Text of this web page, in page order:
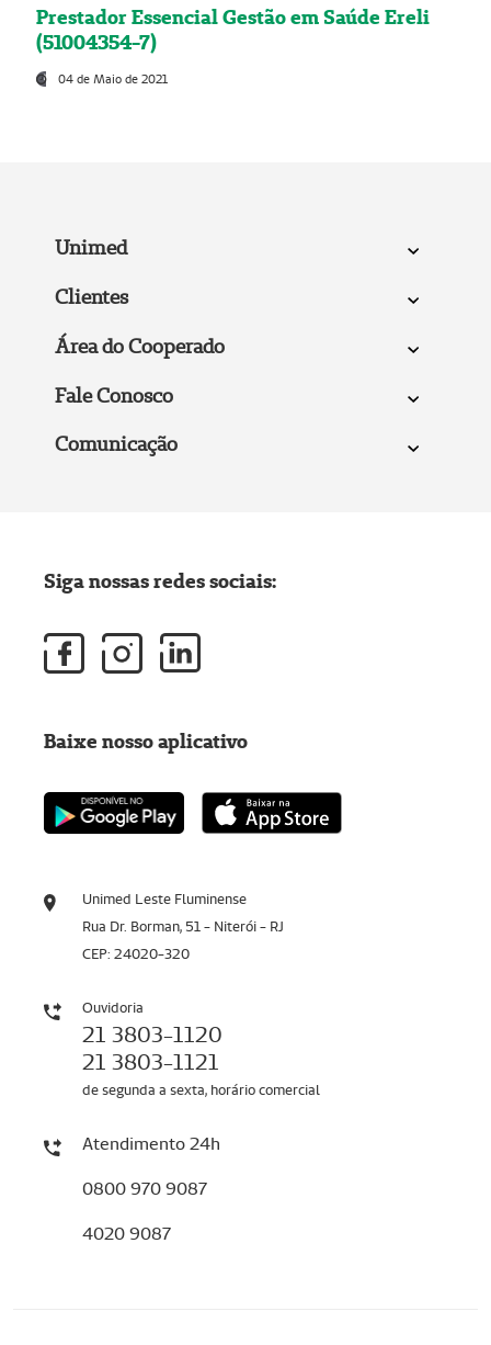
Prestador Essencial Gestão em Saúde Ereli
(51004354-7)
04 de Maio de 2021
Unimed
Clientes
Área do Cooperado
Fale Conosco
Comunicação
Unimed Leste Fluminense
Rua Dr. Borman, 51 - Niterói - RJ
CEP: 24020-320
Ouvidoria
21 3803-1120
21 3803-1121
de segunda a sexta, horário comercial
Atendimento 24h
0800 970 9087
4020 9087
Siga nossas redes sociais:
Baixe nosso aplicativo